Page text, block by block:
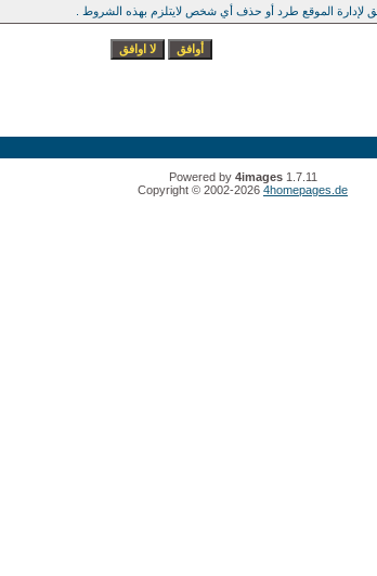
لإدارة الموقع طرد أو حذف أي شخص لايتلزم بهذه الشروط .
Powered by 4images1.7.11
Copyright © 2002-2026 4homepages.de